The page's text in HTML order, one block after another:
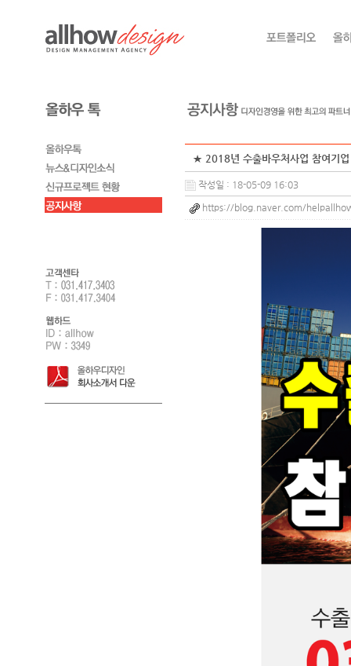
★ 2018년 수출바우처사업 참여기
작성일 : 18-05-09 16:03
https://blog.naver.com/